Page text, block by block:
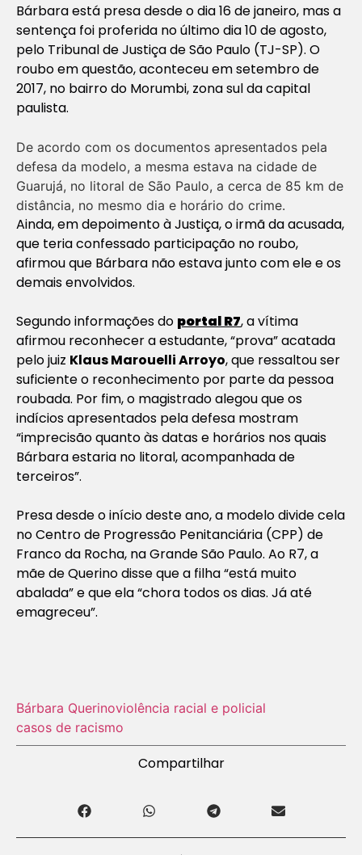
Bárbara está presa desde o dia 16 de janeiro, mas a
sentença foi proferida no último dia 10 de agosto,
pelo Tribunal de Justiça de São Paulo (TJ-SP). O
roubo em questão, aconteceu em setembro de
2017, no bairro do Morumbi, zona sul da capital
paulista.
De acordo com os documentos apresentados pela
defesa da modelo, a mesma estava na cidade de
Guarujá, no litoral de São Paulo, a cerca de 85 km de
distância, no mesmo dia e horário do crime.
Ainda, em depoimento à Justiça, o irmã da acusada,
que teria confessado participação no roubo,
afirmou que Bárbara não estava junto com ele e os
demais envolvidos.
Segundo informações do portal R7, a vítima
afirmou reconhecer a estudante, “prova” acatada
pelo juiz Klaus Marouelli Arroyo, que ressaltou ser
suficiente o reconhecimento por parte da pessoa
roubada. Por fim, o magistrado alegou que os
indícios apresentados pela defesa mostram
“imprecisão quanto às datas e horários nos quais
Bárbara estaria no litoral, acompanhada de
terceiros”.
Presa desde o início deste ano, a modelo divide cela
no Centro de Progressão Penitanciária (CPP) de
Franco da Rocha, na Grande São Paulo. Ao R7, a
mãe de Querino disse que a filha “está muito
abalada” e que ela “chora todos os dias. Já até
emagreceu”.
Bárbara Querinoviolência racial e policial
casos de racismo
Compartilhar